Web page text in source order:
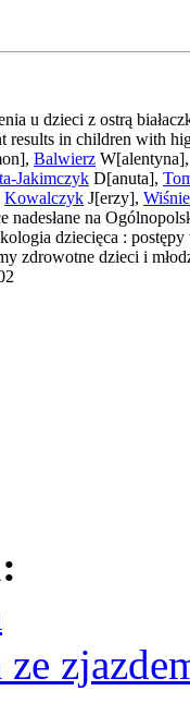
u dzieci z ostrą
results in children with
Balwierz
Jakimczyk D[anuta],
Kowalczyk J[erzy],
nadesłane na
dziecięca :
zdrowotne dzieci i